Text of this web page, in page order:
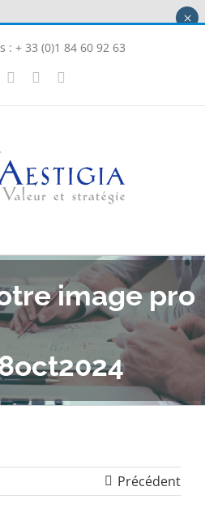
: + 33 (0)1 84 60 92 63
LinkedInInstagram
image pro
Précédent
×